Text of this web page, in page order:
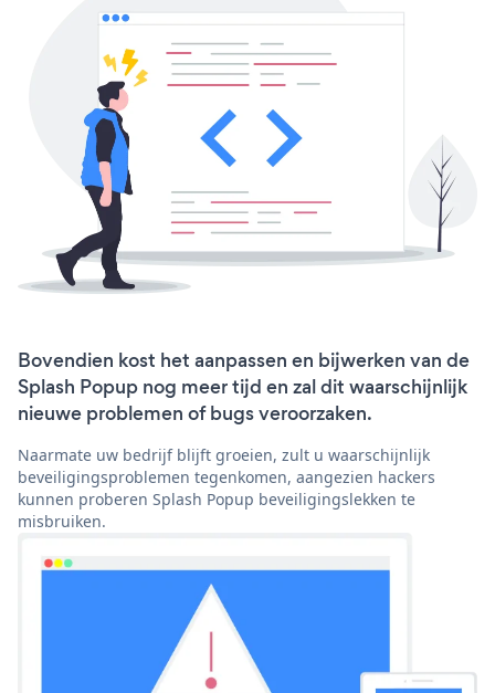
Bovendien kost het aanpassen en bijwerken van de
Splash Popup nog meer tijd en zal dit waarschijnlijk
nieuwe problemen of bugs veroorzaken.
Naarmate uw bedrijf blijft groeien, zult u waarschijnlijk
beveiligingsproblemen tegenkomen, aangezien hackers
kunnen proberen Splash Popup beveiligingslekken te
misbruiken.